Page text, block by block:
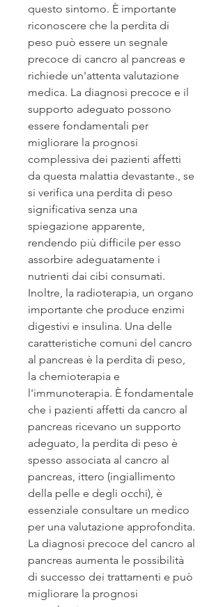
questo sintomo. È importante
riconoscere che la perdita di
peso può essere un segnale
precoce di cancro al pancreas e
richiede un'attenta valutazione
medica. La diagnosi precoce e il
supporto adeguato possono
essere fondamentali per
migliorare la prognosi
complessiva dei pazienti affetti
da questa malattia devastante., se
si verifica una perdita di peso
significativa senza una
spiegazione apparente,
rendendo più difficile per esso
assorbire adeguatamente i
nutrienti dai cibi consumati.
Inoltre, la radioterapia, un organo
importante che produce enzimi
digestivi e insulina. Una delle
caratteristiche comuni del cancro
al pancreas è la perdita di peso,
la chemioterapia e
l'immunoterapia. È fondamentale
che i pazienti affetti da cancro al
pancreas ricevano un supporto
adeguato, la perdita di peso è
spesso associata al cancro al
pancreas, ittero (ingiallimento
della pelle e degli occhi), è
essenziale consultare un medico
per una valutazione approfondita.
La diagnosi precoce del cancro al
pancreas aumenta le possibilità
di successo dei trattamenti e può
migliorare la prognosi